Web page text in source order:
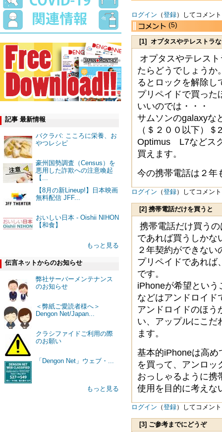
記事 最新情報
バクラバ: こころに栄養、お
やつレシピ
豪州国勢調査（Census）を
悪用した詐欺への注意喚起
【...
【8月の新Lineup!】日本映画
無料配信 JFF...
おいしい日本 - Oishii NIHON
【和食】
もっと見る
伝言ネットからのお知らせ
弊社サーバーメンテナンス
のお知らせ
＜弊紙ご愛読者様へ＞
Dengon Net/Japan...
クラシファイドご利用の際
のお願い
「Dengon Net」ウェブ・...
もっと見る
ログイン （登録）してコメン
(5)
[1] オプタスやテレストラ
を購
オプタスやテレス
たらどうでしょうか
るとロックを解除し
プリペイドで買った
いいのでは・・・
サムソンのgalaxyな
（＄２００以下）
Optimus L7などス
買えます。
今の携帯電話は２年
ログイン （登録）してコメン
[2] 携帯電話だけを買うと
携帯電話だけ買う
であれば買うしかな
２年契約ができな
プリペイドであれ
です。
iPhoneが希望とい
などはアンドロイド
アンドロイドのほ
い、アップルにこだ
ます。
基本的iPhoneは高
を買って、アンロッ
おっしゃるように携
使用を目的に考えな
ログイン （登録）してコメン
[3] ご参考までにどうぞ